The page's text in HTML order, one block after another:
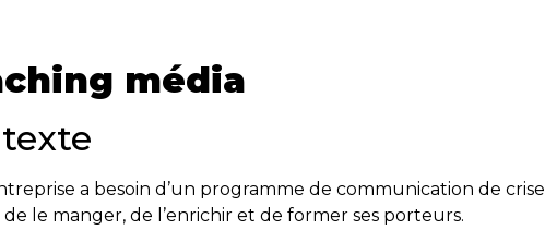
média
a besoin d’un programme de communication de
le manger, de l’enrichir et de former ses porteurs.